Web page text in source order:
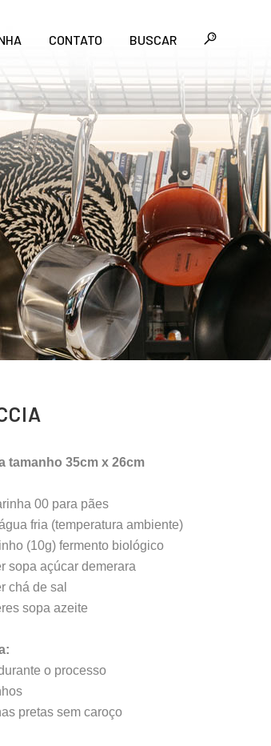
CONTATO BUSCAR
tamanho 35cm x 26cm
00 para pães
fria (temperatura ambiente)
(10g) fermento biológico
sopa açúcar demerara
chá de sal
sopa azeite
o processo
pretas sem caroço